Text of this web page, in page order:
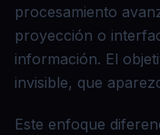
procesamiento
proyección o
información. El
invisible, que
Este enfoque